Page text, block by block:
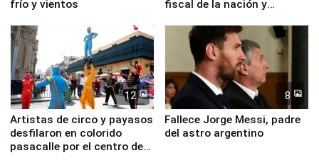
frío y vientos
fiscal de la nación y
12
Artistas de circo y payasos
desfilaron en colorido
pasacalle por el centro de
8
Fallece Jorge Messi, padre
del astro argentino